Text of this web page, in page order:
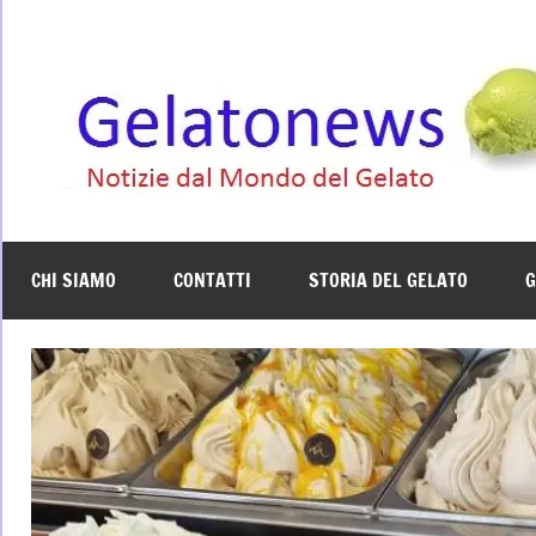
CHI SIAMO CONTATTI STORIA DEL GELATO